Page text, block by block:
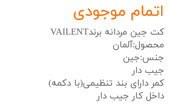
اتمام موجودی
کت جین مردانه برندVAILENT
محصول:آلمان
جنس:جین
جیب دار
کمر دارای بند تنظیمی(با دکمه)
داخل کار جیب دار